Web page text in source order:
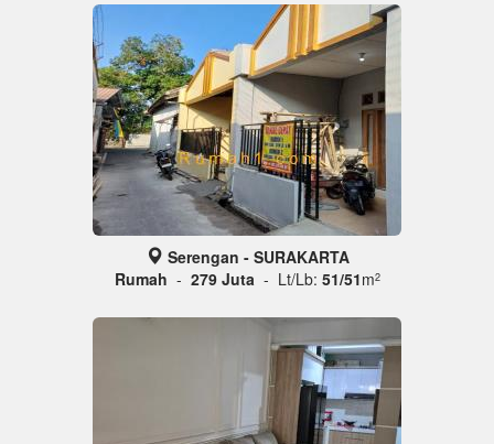
Serengan - SURAKARTA
Rumah - 279 Juta - Lt/Lb: 51/51m2